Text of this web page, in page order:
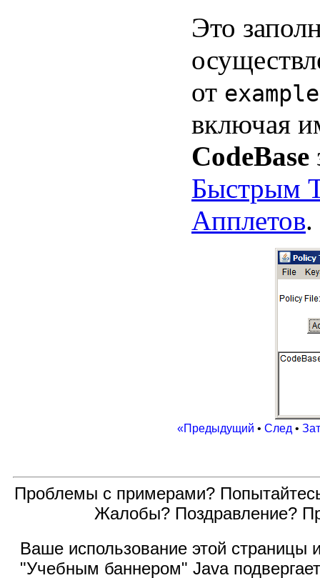
Это
от
включая
CodeBase
Быстрым
Апплетов.
«Предыдущий • След •
Проблемы с примерами?
Жалобы? Поздравление?
Ваше использование этой страницы
"Учебным баннером" Java